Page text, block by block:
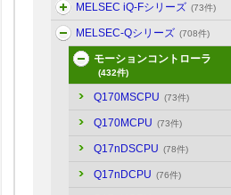
MELSEC iQ-Fシリーズ (73件)
MELSEC-Qシリーズ (708件)
モーションコントローラ
(432件)
Q170MSCPU (73件)
Q170MCPU (73件)
Q17nDSCPU (78件)
Q17nDCPU (76件)